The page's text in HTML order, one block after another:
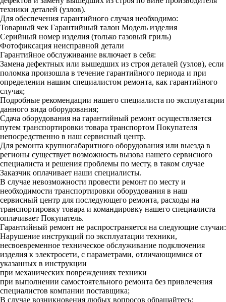
техники деталей (узлов).
Для обеспечения гарантийного случая необходимо:
Товарный чек Гарантийный талон Модель изделия
Серийный номер изделия (только газовый гриль)
Фотофиксация неисправной детали
Гарантийное обслуживание включает в себя:
Замена дефектных или вышедших из строя деталей (узлов), если
поломка произошла в течение гарантийного периода и при
определении нашим специалистом ремонта, как гарантийного
случая;
Подробные рекомендации нашего специалиста по эксплуатации
данного вида оборудования;
Сдача оборудования на гарантийный ремонт осуществляется
путем транспортировки товара транспортом Покупателя
непосредственно в наш сервисный центр.
Для ремонта крупногабаритного оборудования или выезда в
регионы существует возможность вызова нашего сервисного
специалиста и решения проблемы по месту, в таком случае
Заказчик оплачивает наши специалисты.
В случае невозможности провести ремонт по месту и
необходимости транспортировки оборудования в наш
сервисный центр для последующего ремонта, расходы на
транспортировку товара и командировку нашего специалиста
оплачивает Покупатель.
Гарантийный ремонт не распространяется на следующие случаи:
Нарушение инструкций по эксплуатации техники,
несвоевременное техническое обслуживание подключения
изделия к электросети, с параметрами, отличающимися от
указанных в инструкции
при механических повреждениях техники
при выполнении самостоятельного ремонта без привлечения
специалистов компании поставщика;
В случае возникновения любых вопросов обращайтесь: